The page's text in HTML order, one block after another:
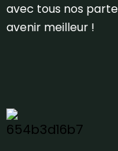
avec tous nos
avenir meilleur !